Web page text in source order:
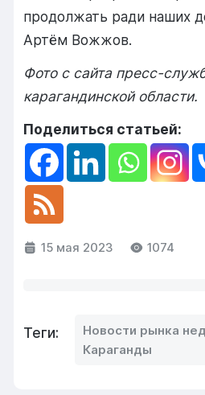
продолжать ради наших
Артём Вожжов.
Фото с сайта пресс-
карагандинской области.
Поделиться статьей:
15 мая 2023 1074
Теги:
Новости рынка
Караганды